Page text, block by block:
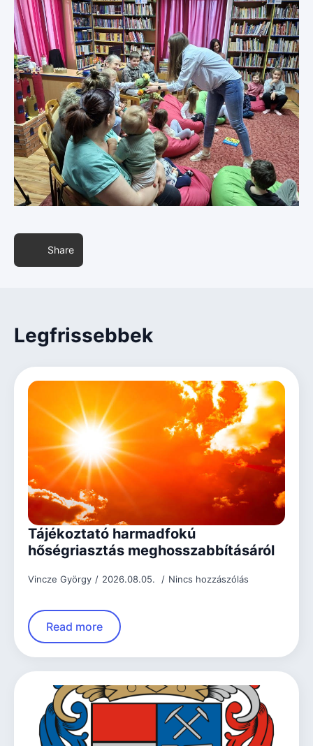
Share
Legfrissebbek
Tájékoztató harmadfokú
hőségriasztás meghosszabbításáról
Vincze György 2026.08.05. Nincs hozzászólás
Read more